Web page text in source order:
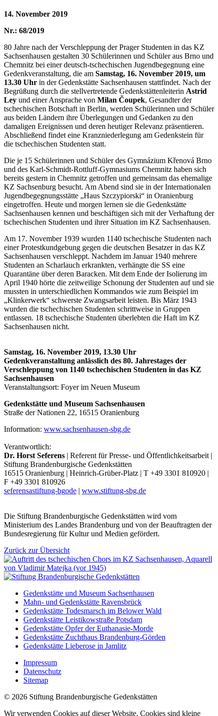
14. November 2019
Nr.: 68/2019
80 Jahre nach der Verschleppung der Prager Studenten in das KZ
Sachsenhausen gestalten 30 Schülerinnen und Schüler aus Brno und
Chemnitz bei einer deutsch-tschechischen Jugendbegegnung eine
Gedenkveranstaltung, die am Samstag, 16. November 2019, um
13.30 Uhr in der Gedenkstätte Sachsenhausen stattfindet. Nach der
Begrüßung durch die stellvertretende Gedenkstättenleiterin Astrid
Ley und einer Ansprache von Milan Čoupek, Gesandter der
tschechischen Botschaft in Berlin, werden Schülerinnen und Schüler
aus beiden Ländern ihre Überlegungen und Gedanken zu den
damaligen Ereignissen und deren heutiger Relevanz präsentieren.
Abschließend findet eine Kranzniederlegung am Gedenkstein für
die tschechischen Studenten statt.
Die je 15 Schülerinnen und Schüler des Gymnázium Křenová Brno
und des Karl-Schmidt-Rottluff-Gymnasiums Chemnitz haben sich
bereits gestern in Chemnitz getroffen und gemeinsam das ehemalige
KZ Sachsenburg besucht. Am Abend sind sie in der Internationalen
Jugendbegegnungsstätte „Haus Szczypiorski“ in Oranienburg
eingetroffen. Heute und morgen lernen sie die Gedenkstätte
Sachsenhausen kennen und beschäftigen sich mit der Verhaftung der
tschechischen Studenten und ihrer Situation im KZ Sachsenhausen.
Am 17. November 1939 wurden 1140 tschechische Studenten nach
einer Protestkundgebung gegen die deutschen Besatzer in das KZ
Sachsenhausen verschleppt. Nachdem im Januar 1940 mehrere
Studenten an Scharlauch erkrankten, verhängte die SS eine
Quarantäne über deren Baracken. Mit dem Ende der Isolierung im
April 1940 hörte die zeitweilige Schonung der Studenten auf und sie
mussten in unterschiedlichen Kommandos wie zum Beispiel im
„Klinkerwerk“ schwerste Zwangsarbeit leisten. Bis März 1943
wurden die tschechischen Studenten schrittweise in Gruppen
entlassen. 18 tschechische Studenten überlebten die Haft im KZ
Sachsenhausen nicht.
Samstag, 16. November 2019, 13.30 Uhr
Gedenkveranstaltung anlässlich des 80. Jahrestages der
Verschleppung von 1140 tschechischen Studenten in das KZ
Sachsenhausen
Veranstaltungsort: Foyer im Neuen Museum
Gedenkstätte und Museum Sachsenhausen
Straße der Nationen 22, 16515 Oranienburg
Information: www.sachsenhausen-sbg.de
Verantwortlich:
Dr. Horst Seferens | Referent für Presse- und Öffentlichkeitsarbeit |
Stiftung Brandenburgische Gedenkstätten
16515 Oranienburg | Heinrich-Grüber-Platz | T +49 3301 810920 |
F +49 3301 810926
seferensastiftung-bgode | www.stiftung-sbg.de
Die Stiftung Brandenburgische Gedenkstätten wird vom
Ministerium des Landes Brandenburg und von der Beauftragten der
Bundesregierung für Kultur und Medien gefördert.
Zurück zur Übersicht
Gedenkstätte und Museum Sachsenhausen
Mahn- und Gedenkstätte Ravensbrück
Gedenkstätte Todesmarsch im Belower Wald
Gedenkstätte Leistikowstraße Potsdam
Gedenkstätte Opfer der Euthanasie-Morde
Gedenkstätte Zuchthaus Brandenburg-Görden
Gedenkstätte Lieberose in Jamlitz
Impressum
Datenschutz
Sitemap
© 2026 Stiftung Brandenburgische Gedenkstätten
Wir verwenden Cookies auf dieser Website. Cookies sind kleine